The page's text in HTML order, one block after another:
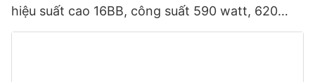
hiệu suất cao 16BB, công suất 590 watt, 620
watt, 630 watt, 650 watt, dạng module hai mặt.